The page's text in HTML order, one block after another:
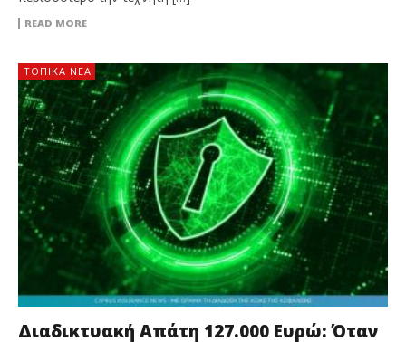
READ MORE
ΤΟΠΙΚΑ ΝΕΑ
Διαδικτυακή Απάτη 127.000 Ευρώ: Όταν